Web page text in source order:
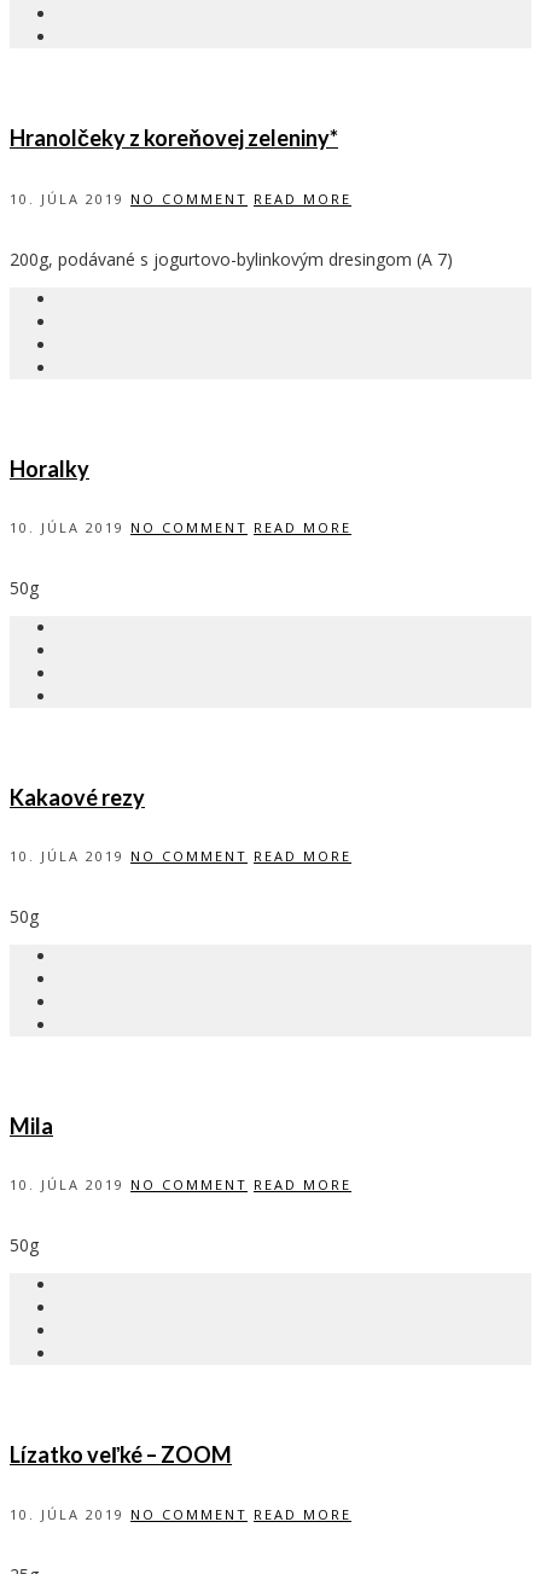
Hranolčeky z koreňovej zeleniny*
10. JÚLA 2019 NO COMMENT READ MORE
200g, podávané s jogurtovo-bylinkovým dresingom (A 7)
Horalky
10. JÚLA 2019 NO COMMENT READ MORE
50g
Kakaové rezy
10. JÚLA 2019 NO COMMENT READ MORE
50g
Mila
10. JÚLA 2019 NO COMMENT READ MORE
50g
Lízatko veľké – ZOOM
10. JÚLA 2019 NO COMMENT READ MORE